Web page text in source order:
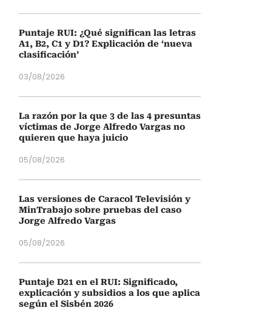
Puntaje RUI: ¿Qué significan las letras
A1, B2, C1 y D1? Explicación de ‘nueva
clasificación’
03/08/2026
La razón por la que 3 de las 4 presuntas
víctimas de Jorge Alfredo Vargas no
quieren que haya juicio
05/08/2026
Las versiones de Caracol Televisión y
MinTrabajo sobre pruebas del caso
Jorge Alfredo Vargas
05/08/2026
Puntaje D21 en el RUI: Significado,
explicación y subsidios a los que aplica
según el Sisbén 2026